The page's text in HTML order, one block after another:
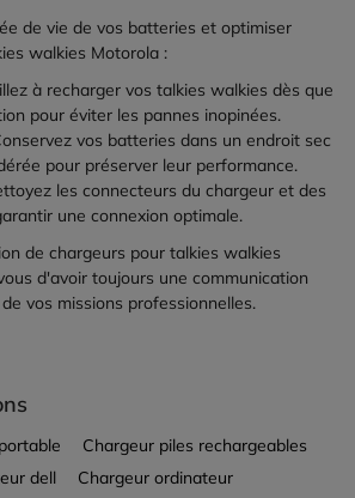
de vie de vos batteries et optimiser
walkies Motorola :
à recharger vos talkies walkies dès que
pour éviter les pannes inopinées.
vos batteries dans un endroit sec
pour préserver leur performance.
les connecteurs du chargeur et des
une connexion optimale.
de chargeurs pour talkies walkies
d'avoir toujours une communication
vos missions professionnelles.
Chargeur piles rechargeables
dell
Chargeur ordinateur